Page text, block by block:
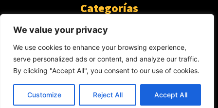
We value your privacy
We use cookies to enhance your browsing experience,
serve personalized ads or content, and analyze our traffic.
By clicking "Accept All", you consent to our use of cookies.
Customize Reject All Accept All
Categorías
ARTÍCULOS
GUANTE DE SEDA
AL CALOR DE LA PALABRA
Y YO QUE SÉ
423
NOTICIAS
234
SIN CATEGORÍA
174